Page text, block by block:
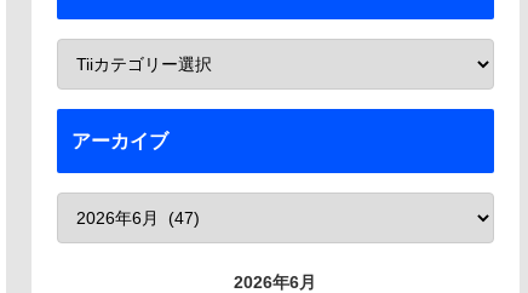
アーカイブ
2026年6月